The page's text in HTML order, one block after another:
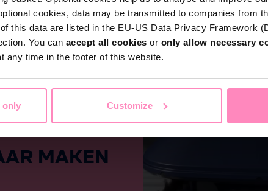
cookies, data may be transmitted to companies from
this data are listed in the EU-US Data Privacy Framework
You can accept all cookies or only allow necessary
any time in the footer of this website.
only Customize
Particulieren
Zakelijke klanten
Over BWT
Sport &
UW
MAKEN